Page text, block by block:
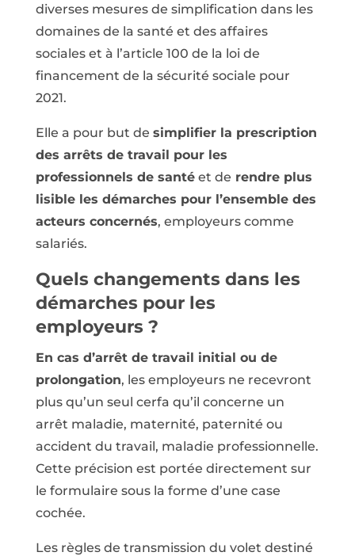
diverses mesures de simplification dans les
domaines de la santé et des affaires
sociales et à l’article 100 de la loi de
financement de la sécurité sociale pour
2021.
Elle a pour but de simplifier la prescription
des arrêts de travail pour les
professionnels de santéet de rendre plus
lisible les démarches pour l’ensemble des
acteurs concernés, employeurs comme
salariés.
Quels changements dans les
démarches pour les
employeurs ?
En cas d’arrêt de travail initial ou de
prolongation, les employeurs ne recevront
plus qu’un seul cerfa qu’il concerne un
arrêt maladie, maternité, paternité ou
accident du travail, maladie professionnelle.
Cette précision est portée directement sur
le formulaire sous la forme d’une case
cochée.
Les règles de transmission du volet destiné